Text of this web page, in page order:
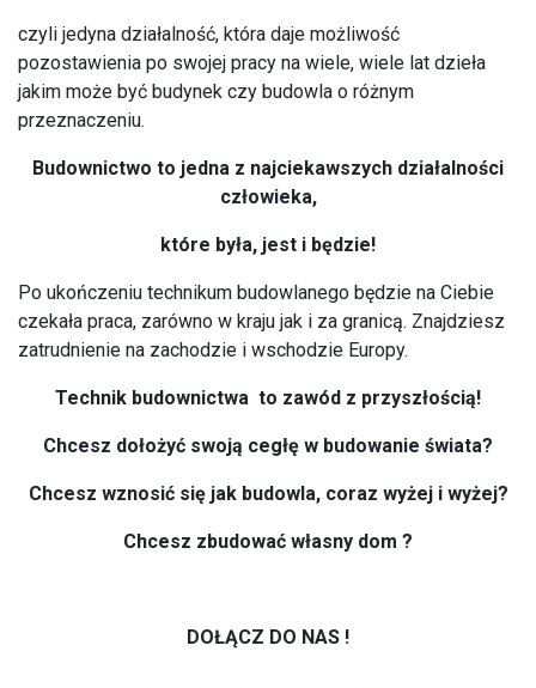
czyli jedyna działalność, która daje możliwość
pozostawienia po swojej pracy na wiele, wiele lat dzieła
jakim może być budynek czy budowla o różnym
przeznaczeniu.
Budownictwo to jedna z najciekawszych działalności
człowieka,
które była, jest i będzie!
Po ukończeniu technikum budowlanego będzie na Ciebie
czekała praca, zarówno w kraju jak i za granicą. Znajdziesz
zatrudnienie na zachodzie i wschodzie Europy.
Technik budownictwa to zawód z przyszłością!
Chcesz dołożyć swoją cegłę w budowanie świata?
Chcesz wznosić się jak budowla, coraz wyżej i wyżej?
Chcesz zbudować własny dom ?
DOŁĄCZ DO NAS !